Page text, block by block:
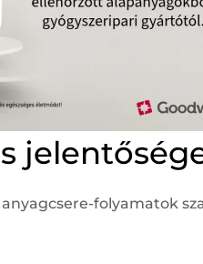
folyamatok